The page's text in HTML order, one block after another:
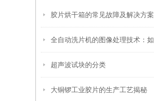
胶片烘干箱的常见故障及解决方案
超声波试块的分类
大铜锣工业胶片的生产工艺揭秘